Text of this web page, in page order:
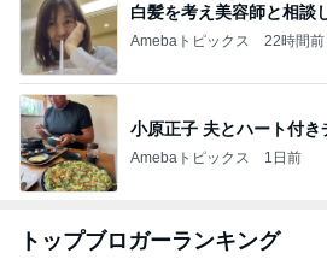
白髪を考え美容師と相談
Amebaトピックス 22時間前
小原正子 夫とハート付き
Amebaトピックス 1日前
トップブロガーランキング